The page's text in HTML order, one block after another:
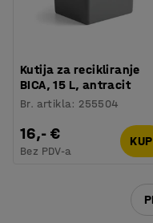
Kutija za recikliranje
BICA, 15 L, antracit
Br. artikla: 255504
16,- €
Bez PDV-a